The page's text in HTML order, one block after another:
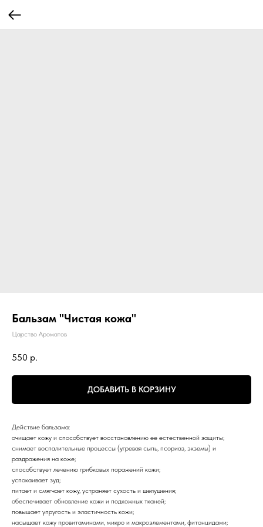
Бальзам "Чистая кожа"
Царство Ароматов
550 р.
ДОБАВИТЬ В КОРЗИНУ
Действие бальзама:
очищает кожу и способствует восстановлению ее естественной защиты;
снимает воспалительные процессы (угревая сыпь, псориаз, экземы) и
раздражения на коже;
способствует лечению грибковых поражений кожи;
успокаивает зуд;
питает и смягчает кожу, устраняет сухость и шелушения;
обеспечивает обновление кожи и подкожных тканей;
повышает упругость и эластичность кожи;
насыщает кожу провитаминами, микро и макроэлементами, фитонцидами;